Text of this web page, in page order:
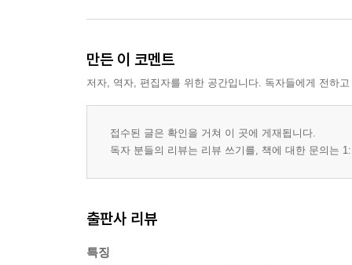
만든 이 코멘트
저자, 역자, 편집자를 위한 공간입니다. 독자들에게 전하
접수된 글은 확인을 거쳐 이 곳에 게재됩니다.
독자 분들의 리뷰는 리뷰 쓰기를, 책에 대한 문의는
출판사 리뷰
특징